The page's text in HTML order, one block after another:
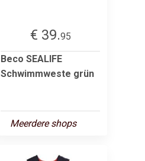
€ 39.95
Beco SEALIFE
Schwimmweste grün
Meerdere shops